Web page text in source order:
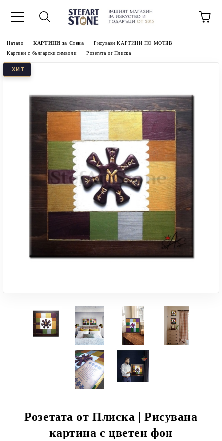
Начало КАРТИНИ за Стена
Рисувани КАРТИНИ ПО МОТИВ
Картини с български символи
Розетата от Плиска
Розетата от Плиска | Рисувана
картина с цветен фон